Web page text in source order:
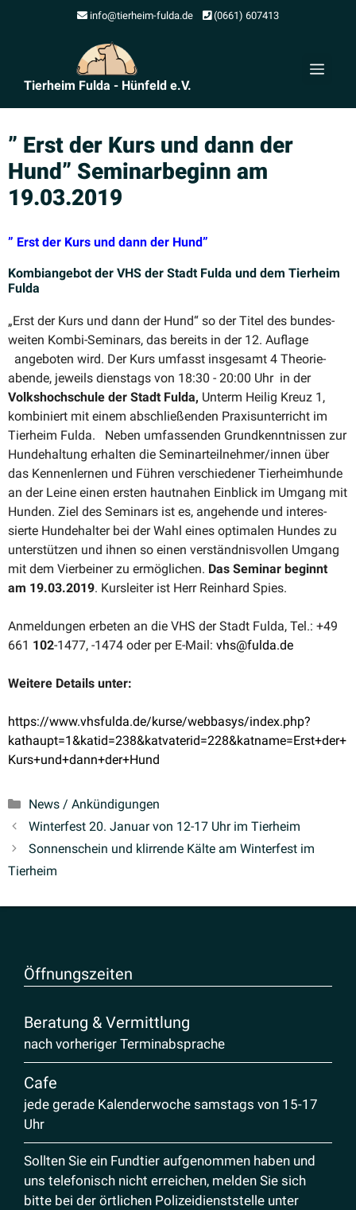
info@tierheim-fulda.de (0661) 607413
Tierheim Fulda - Hünfeld e.V.
” Erst der Kurs und dann der
Hund” Seminar­beginn am
19.03.2019
” Erst der Kurs und dann der Hund”
Kombi­an­gebot der VHS der Stadt Fulda und dem Tierheim
Fulda
„Erst der Kurs und dann der Hund“ so der Titel des bundes­
weiten Kombi-Seminars, das bereits in der 12. Auflage
angeboten wird. Der Kurs umfasst insgesamt 4 Theorie­
abende, jeweils dienstags von 18:30 - 20:00 Uhr in der
Volks­hoch­schule der Stadt Fulda, Unterm Heilig Kreuz 1,
kombi­niert mit einem abschlie­ßenden Praxis­un­ter­richt im
Tierheim Fulda. Neben umfas­senden Grund­kennt­nissen zur
Hunde­haltung erhalten die Seminarteilnehmer/innen über
das Kennen­lernen und Führen verschie­dener Tierheim­hunde
an der Leine einen ersten hautnahen Einblick im Umgang mit
Hunden. Ziel des Seminars ist es, angehende und inter­es­
sierte Hunde­halter bei der Wahl eines optimalen Hundes zu
unter­stützen und ihnen so einen verständ­nis­vollen Umgang
mit dem Vierbeiner zu ermög­lichen. Das Seminar beginnt
am 19.03.2019. Kursleiter ist Herr Reinhard Spies.
Anmel­dungen erbeten an die VHS der Stadt Fulda, Tel.: +49
661 102-1477, -1474 oder per E-Mail: vhs@fulda.de
Weitere Details unter:
https://www.vhsfulda.de/kurse/webbasys/index.php?
kathaupt=1&katid=238&katvaterid=228&katname=Erst+der+
Kurs+und+dann+der+Hund
Kategorien
News / Ankündigungen
Winterfest 20. Januar von 12-17 Uhr im Tierheim
Sonnen­schein und klirrende Kälte am Winterfest im
Tierheim
Öffnungs­zeiten
Beratung & Vermittlung
nach vorheriger Terminabsprache
Cafe
jede gerade Kalenderwoche samstags von 15-17
Uhr
Sollten Sie ein Fundtier aufgenommen haben und
uns telefonisch nicht erreichen, melden Sie sich
bitte bei der örtlichen Polizeidienststelle unter